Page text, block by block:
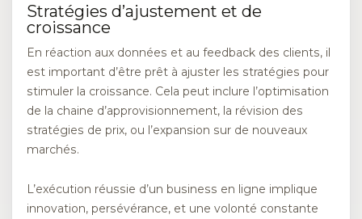
Stratégies d’ajustement et de
croissance
En réaction aux données et au feedback des clients, il
est important d’être prêt à ajuster les stratégies pour
stimuler la croissance. Cela peut inclure l’optimisation
de la chaine d’approvisionnement, la révision des
stratégies de prix, ou l’expansion sur de nouveaux
marchés.
L’exécution réussie d’un business en ligne implique
innovation, persévérance, et une volonté constante